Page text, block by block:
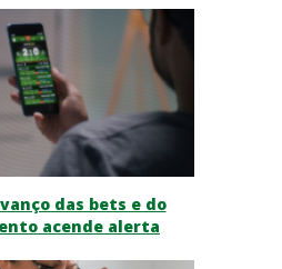
das bets e do
acende alerta